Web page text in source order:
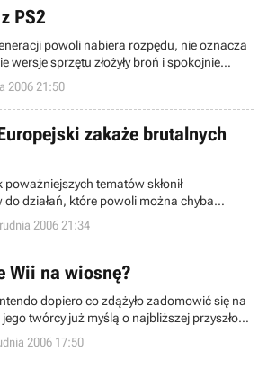
PS2
powoli nabiera rozpędu, nie oznacza
wersje sprzętu złożyły broń i spokojnie
przykładem jest PlayStation 2, której
niedawno zadebiutowała na rynku.
2006 21:50
zakaże brutalnych
tematów skłonił
działań, które powoli można chyba
krucjatą przeciw grom.
2006 21:34
Wii na wiosnę?
dopiero co zdążyło zadomowić się na
twórcy już myślą o najbliższej przyszłości
dobrze poinformowany przedstawiciel
wielkie „N” planuje wystartować z
next-gena, Wii.
2006 17:50